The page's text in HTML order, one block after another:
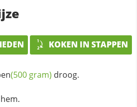
KOKEN IN STAPPEN
(500 gram) droog.